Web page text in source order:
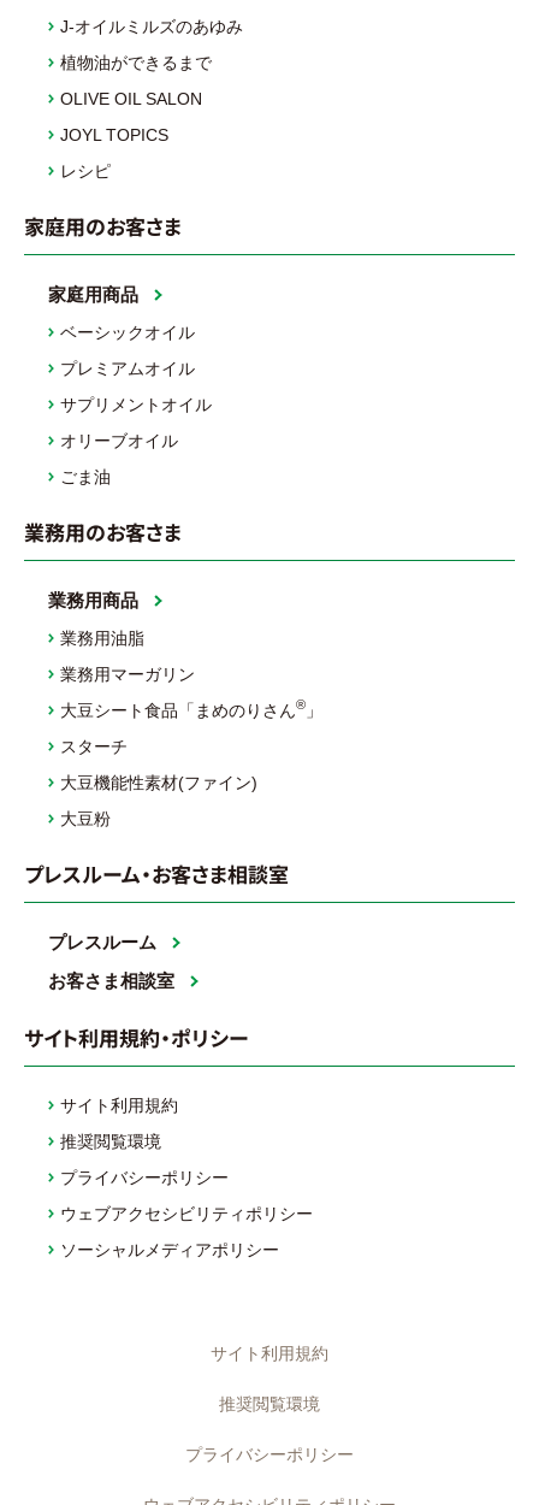
J-オイルミルズのあゆみ
植物油ができるまで
OLIVE OIL SALON
JOYL TOPICS
レシピ
家庭用のお客さま
家庭用商品
ベーシックオイル
プレミアムオイル
サプリメントオイル
オリーブオイル
ごま油
業務用のお客さま
業務用商品
業務用油脂
業務用マーガリン
大豆シート食品「まめのりさん® 」
スターチ
大豆機能性素材(ファイン)
大豆粉
プレスルーム・お客さま相談室
プレスルーム
お客さま相談室
サイト利用規約・ポリシー
サイト利用規約
推奨閲覧環境
プライバシーポリシー
ウェブアクセシビリティポリシー
ソーシャルメディアポリシー
サイト利用規約
推奨閲覧環境
プライバシーポリシー